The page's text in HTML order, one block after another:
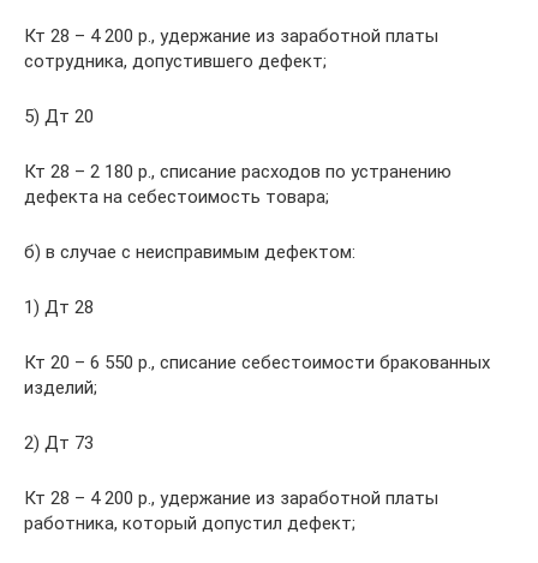
Кт 28 – 4 200 р., удержание из заработной платы
сотрудника, допустившего дефект;
5) Дт 20
Кт 28 – 2 180 р., списание расходов по устранению
дефекта на себестоимость товара;
б) в случае с неисправимым дефектом:
1) Дт 28
Кт 20 – 6 550 р., списание себестоимости бракованных
изделий;
2) Дт 73
Кт 28 – 4 200 р., удержание из заработной платы
работника, который допустил дефект;